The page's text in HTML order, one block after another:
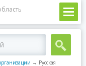
→ Русская